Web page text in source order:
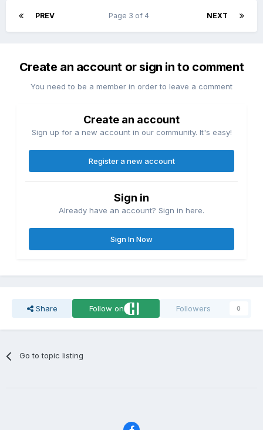
PREV NEXT
Page 3 of 4
Create an account or sign in to comment
You need to be a member in order to leave a comment
Create an account
Sign up for a new account in our community. It's easy!
Register a new account
Sign in
Already have an account? Sign in here.
Sign In Now
Share Follow on Followers 0
Go to topic listing